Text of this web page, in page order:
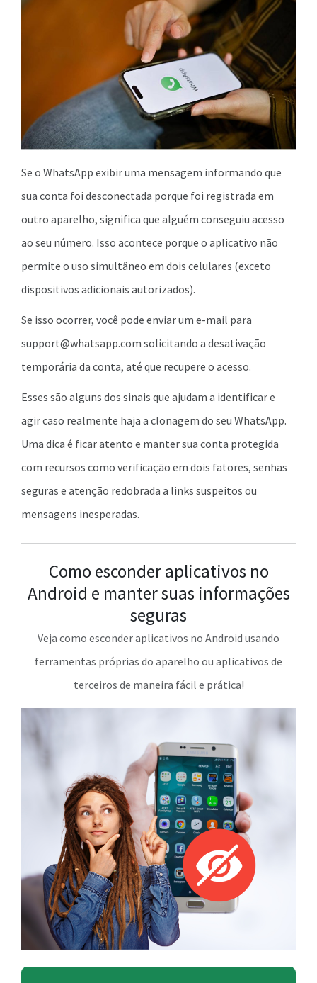
Se o WhatsApp exibir uma mensagem informando que
sua conta foi desconectada porque foi registrada em
outro aparelho, significa que alguém conseguiu acesso
ao seu número. Isso acontece porque o aplicativo não
permite o uso simultâneo em dois celulares (exceto
dispositivos adicionais autorizados).
Se isso ocorrer, você pode enviar um e-mail para
support@whatsapp.com solicitando a desativação
temporária da conta, até que recupere o acesso.
Esses são alguns dos sinais que ajudam a identificar e
agir caso realmente haja a clonagem do seu WhatsApp.
Uma dica é ficar atento e manter sua conta protegida
com recursos como verificação em dois fatores, senhas
seguras e atenção redobrada a links suspeitos ou
mensagens inesperadas.
Como esconder aplicativos no
Android e manter suas informações
seguras
Veja como esconder aplicativos no Android usando
ferramentas próprias do aparelho ou aplicativos de
terceiros de maneira fácil e prática!